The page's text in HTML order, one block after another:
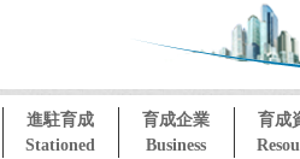
進駐育成
Stationed
育成企業
Business
育成